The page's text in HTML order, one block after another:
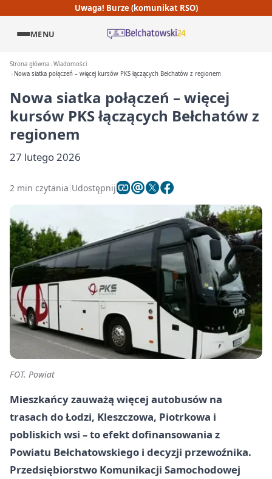
Uwaga! Burze (komunikat RSO)
MENU
Strona główna Wiadomości
Nowa siatka połączeń – więcej kursów PKS łączących Bełchatów z regionem
Nowa siatka połączeń – więcej
kursów PKS łączących Bełchatów z
regionem
27 lutego 2026
2 min czytania Udostępnij
FOT. Powiat
Mieszkańcy zauważą więcej autobusów na
trasach do Łodzi, Kleszczowa, Piotrkowa i
pobliskich wsi – to efekt dofinansowania z
Powiatu Bełchatowskiego i decyzji przewoźnika.
Przedsiębiorstwo Komunikacji Samochodowej